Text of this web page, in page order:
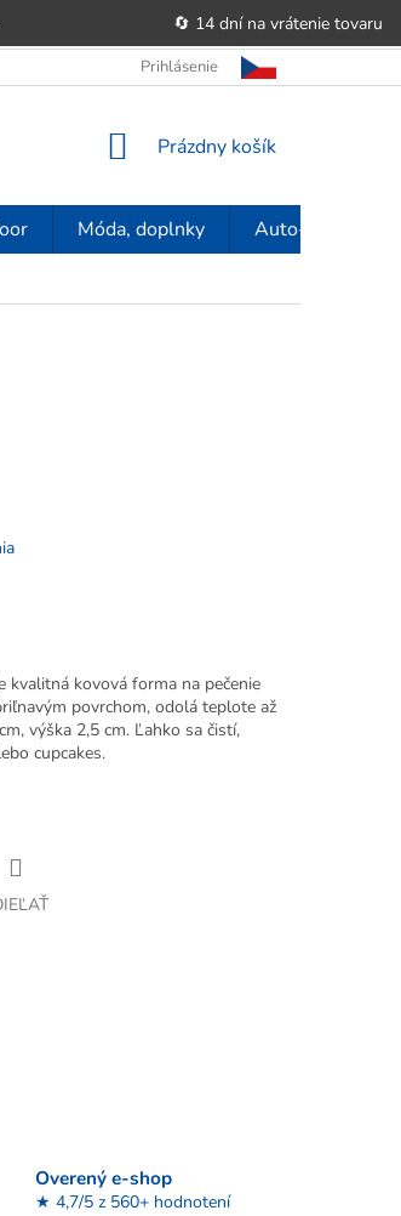
🔄 14 dní na vrátenie tovaru
PODMIENKY POUČENIE O PRÁVE
Prihlásenie
NÁKUPNÝ
Prázdny košík
Móda, doplnky Auto-moto
kovová forma na pečenie
povrchom, odolá teplote až
výška 2,5 cm. Ľahko sa čistí,
cupcakes.
Overený e-shop
★ 4,7/5 z 560+ hodnotení